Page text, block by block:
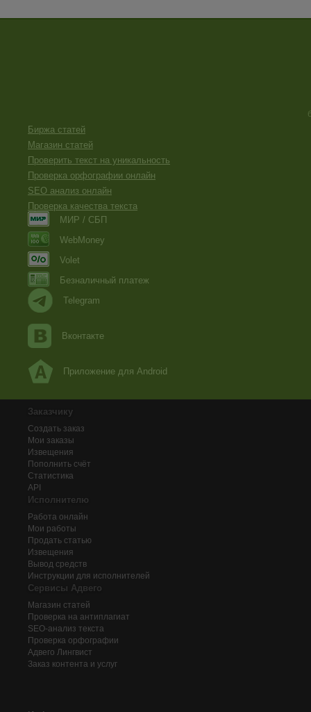
Биржа статей
Магазин статей
Проверить текст на уникальность
Проверка орфографии онлайн
SEO анализ онлайн
Проверка качества текста
МИР / СБП
WebMoney
Volet
Безналичный платеж
Telegram
Вконтакте
Приложение для Android
Заказчику
Создать заказ
Мои заказы
Извещения
Пополнить счёт
Статистика
API
Исполнителю
Работа онлайн
Мои работы
Продать статью
Извещения
Вывод средств
Инструкции для исполнителей
Сервисы Адвего
Магазин статей
Проверка на антиплагиат
SEO-анализ текста
Проверка орфографии
Адвего Лингвист
Заказ контента и услуг